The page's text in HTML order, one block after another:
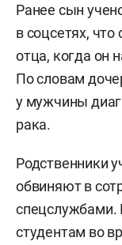
Ранее сын
в соцсетях,
отца, когда он
По словам
у мужчины
рака.
Родственники
обвиняют в
спецслужбами.
студентам во